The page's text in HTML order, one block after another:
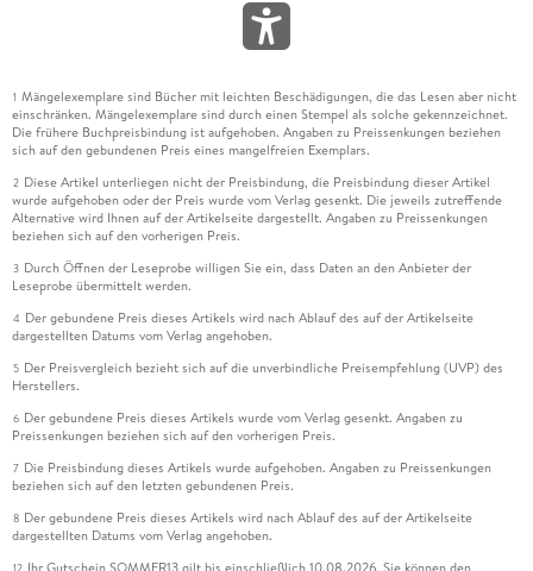
1 Mängelexemplare sind Bücher mit leichten Beschädigungen, die das Lesen aber nicht
einschränken. Mängelexemplare sind durch einen Stempel als solche gekennzeichnet.
Die frühere Buchpreisbindung ist aufgehoben. Angaben zu Preissenkungen beziehen
sich auf den gebundenen Preis eines mangelfreien Exemplars.
2 Diese Artikel unterliegen nicht der Preisbindung, die Preisbindung dieser Artikel
wurde aufgehoben oder der Preis wurde vom Verlag gesenkt. Die jeweils zutreffende
Alternative wird Ihnen auf der Artikelseite dargestellt. Angaben zu Preissenkungen
beziehen sich auf den vorherigen Preis.
3 Durch Öffnen der Leseprobe willigen Sie ein, dass Daten an den Anbieter der
Leseprobe übermittelt werden.
4 Der gebundene Preis dieses Artikels wird nach Ablauf des auf der Artikelseite
dargestellten Datums vom Verlag angehoben.
5 Der Preisvergleich bezieht sich auf die unverbindliche Preisempfehlung (UVP) des
Herstellers.
6 Der gebundene Preis dieses Artikels wurde vom Verlag gesenkt. Angaben zu
Preissenkungen beziehen sich auf den vorherigen Preis.
7 Die Preisbindung dieses Artikels wurde aufgehoben. Angaben zu Preissenkungen
beziehen sich auf den letzten gebundenen Preis.
8 Der gebundene Preis dieses Artikels wird nach Ablauf des auf der Artikelseite
dargestellten Datums vom Verlag angehoben.